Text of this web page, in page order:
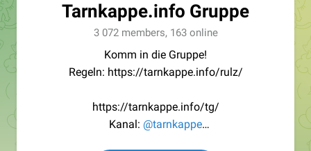
Tarnkappe.info Gruppe
3 072 members, 163 online
Komm in die Gruppe!
Regeln: https://tarnkappe.info/rulz/
https://tarnkappe.info/tg/
Kanal: @tarnkappe